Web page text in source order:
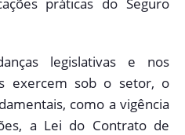
legislativas e nos
exercem sob o setor, o
como a vigência
a Lei do Contrato de